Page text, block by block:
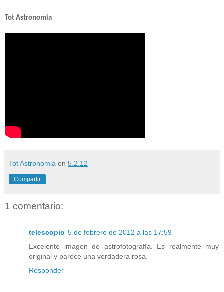
Tot Astronomia
Tot Astronomia en 5.2.12
Compartir
1 comentario:
telescopio 5 de febrero de 2012 a las 17:59
Excelente imagen de astrofotografía. Es realmente muy
original y parece una verdadera rosa.
Responder